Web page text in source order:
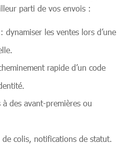
parti de vos envois :
: dynamiser les ventes lors d’une
rapide d’un code
des avant-premières ou
de colis, notifications de statut.